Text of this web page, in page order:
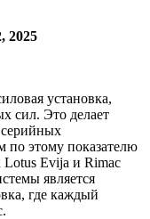
2025
установка,
сил. Это делает
по этому показателю
Lotus Evija и Rimac
является
где каждый